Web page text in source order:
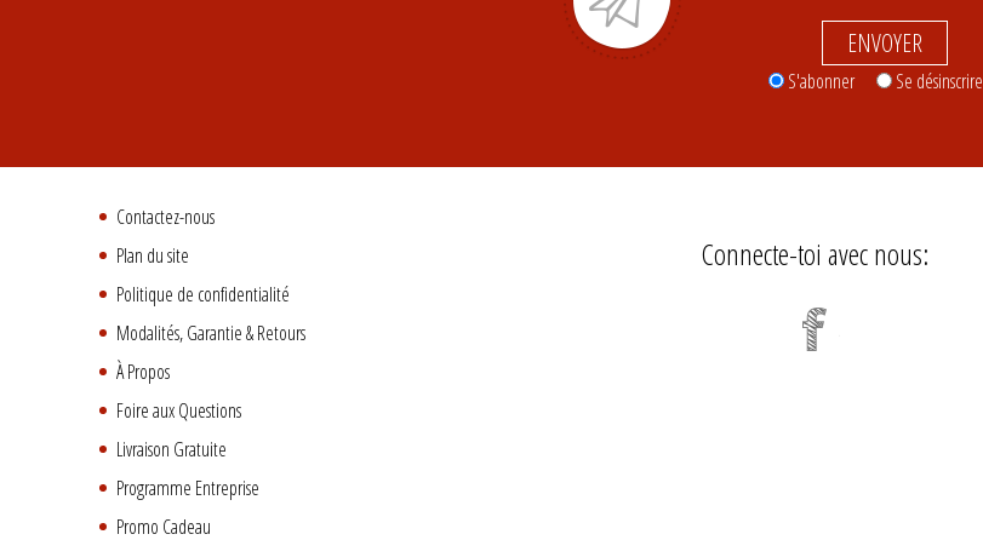
ENVOYER
S'abonner Se désinscrire
Contactez-nous
Plan du site
Politique de confidentialité
Modalités, Garantie & Retours
À Propos
Foire aux Questions
Livraison Gratuite
Programme Entreprise
Promo Cadeau
Connecte-toi avec nous: